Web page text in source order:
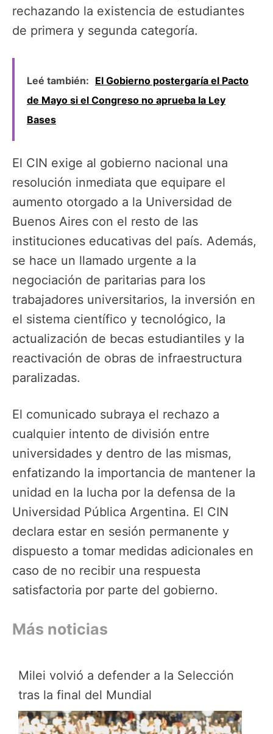
rechazando la existencia de estudiantes
de primera y segunda categoría.
Leé también: El Gobierno postergaría el Pacto
de Mayo si el Congreso no aprueba la Ley
Bases
El CIN exige al gobierno nacional una
resolución inmediata que equipare el
aumento otorgado a la Universidad de
Buenos Aires con el resto de las
instituciones educativas del país. Además,
se hace un llamado urgente a la
negociación de paritarias para los
trabajadores universitarios, la inversión en
el sistema científico y tecnológico, la
actualización de becas estudiantiles y la
reactivación de obras de infraestructura
paralizadas.
El comunicado subraya el rechazo a
cualquier intento de división entre
universidades y dentro de las mismas,
enfatizando la importancia de mantener la
unidad en la lucha por la defensa de la
Universidad Pública Argentina. El CIN
declara estar en sesión permanente y
dispuesto a tomar medidas adicionales en
caso de no recibir una respuesta
satisfactoria por parte del gobierno.
Más noticias
Milei volvió a defender a la Selección
tras la final del Mundial